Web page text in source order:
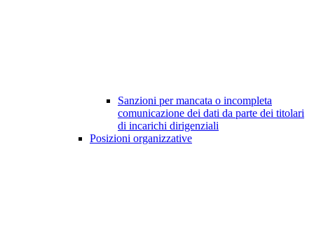
Sanzioni per mancata o incompleta
comunicazione dei dati da parte dei titolari
di incarichi dirigenziali
Posizioni organizzative